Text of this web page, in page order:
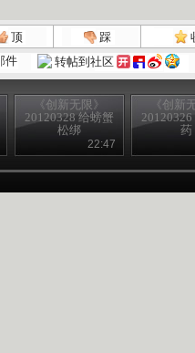
顶 踩
件 转帖到社区
《创新无限》
20120328 给螃蟹
松绑
22:47
《创新
药